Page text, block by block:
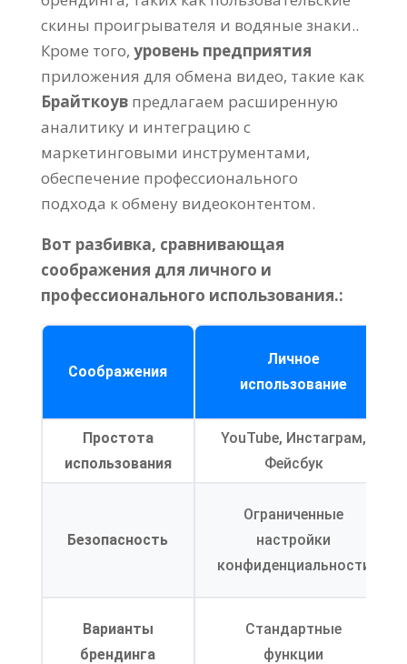
скины проигрывателя и водяные знаки..
Кроме того, уровень предприятия
приложения для обмена видео, такие как
Брайткоув предлагаем расширенную
аналитику и интеграцию с
маркетинговыми инструментами,
обеспечение профессионального
подхода к обмену видеоконтентом.
Вот разбивка, сравнивающая
соображения для личного и
профессионального использования.:
Соображения
Личное
использование
Простота
использования
YouTube, Инстаграм,
Фейсбук
Безопасность
Ограниченные
настройки
конфиденциальности
Варианты
брендинга
Стандартные
функции